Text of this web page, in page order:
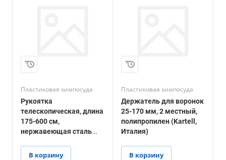
Пластиковая химпосуда
Рукоятка
телескопическая, длина
175-600 см,
нержавеющая сталь
В корзину
Пластиковая химпосуда
Держатель для воронок
25-170 мм, 2 местный,
полипропилен (Kartell,
Италия)
В корзину